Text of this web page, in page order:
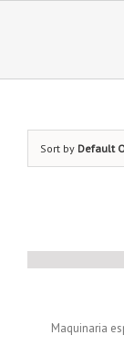
Sort by Default
Maquinaria